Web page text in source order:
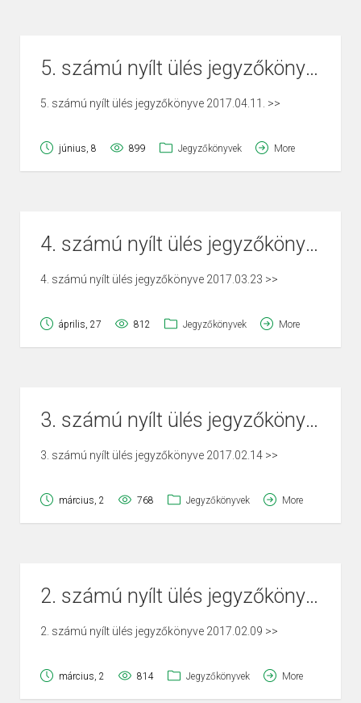
5. számú nyílt ülés jegyzőkönyve 2017.04.11.
5. számú nyílt ülés jegyzőkönyve 2017.04.11. >>
június, 8 899 Jegyzőkönyvek More
4. számú nyílt ülés jegyzőkönyve 2017.03.23
4. számú nyílt ülés jegyzőkönyve 2017.03.23 >>
április, 27 812 Jegyzőkönyvek More
3. számú nyílt ülés jegyzőkönyve 2017.02.14
3. számú nyílt ülés jegyzőkönyve 2017.02.14 >>
március, 2 768 Jegyzőkönyvek More
2. számú nyílt ülés jegyzőkönyve 2017.02.09
2. számú nyílt ülés jegyzőkönyve 2017.02.09 >>
március, 2 814 Jegyzőkönyvek More